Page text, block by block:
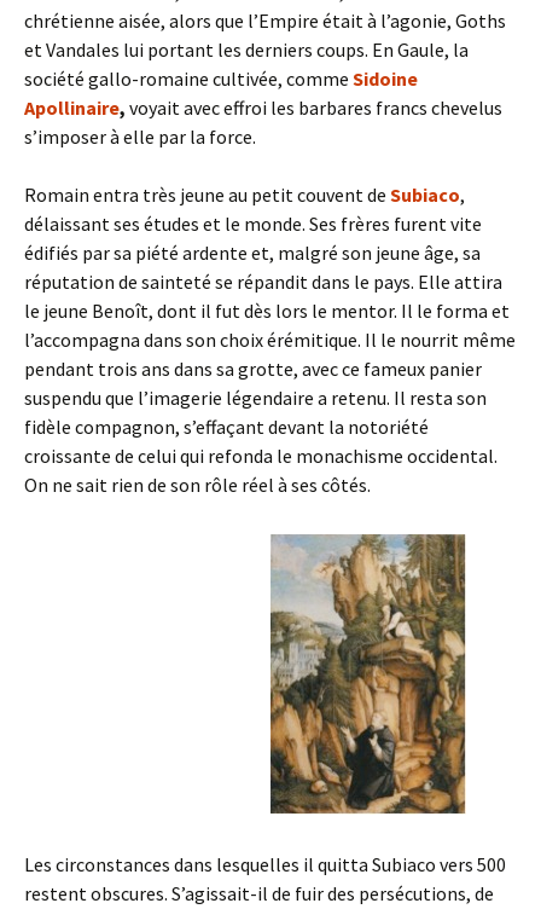
chrétienne aisée, alors que l’Empire était à l’agonie, Goths
et Vandales lui portant les derniers coups. En Gaule, la
société gallo-romaine cultivée, comme Sidoine
Apollinaire, voyait avec effroi les barbares francs chevelus
s’imposer à elle par la force.
Romain entra très jeune au petit couvent de Subiaco,
délaissant ses études et le monde. Ses frères furent vite
édifiés par sa piété ardente et, malgré son jeune âge, sa
réputation de sainteté se répandit dans le pays. Elle attira
le jeune Benoît, dont il fut dès lors le mentor. Il le forma et
l’accompagna dans son choix érémitique. Il le nourrit même
pendant trois ans dans sa grotte, avec ce fameux panier
suspendu que l’imagerie légendaire a retenu. Il resta son
fidèle compagnon, s’effaçant devant la notoriété
croissante de celui qui refonda le monachisme occidental.
On ne sait rien de son rôle réel à ses côtés.
Les circonstances dans lesquelles il quitta Subiaco vers 500
restent obscures. S’agissait-il de fuir des persécutions, de